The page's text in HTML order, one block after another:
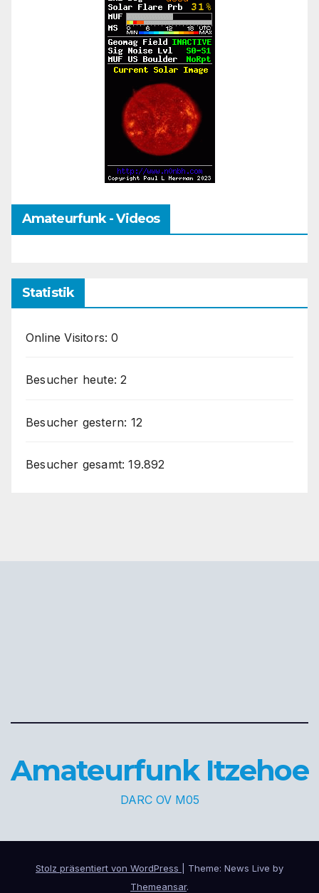
Amateurfunk - Videos
Statistik
Online Visitors:0
Besucher heute:2
Besucher gestern: 12
Besucher gesamt:19.892
Amateurfunk Itzehoe
DARC OV M05
Stolz präsentiert von WordPress
Theme: News Live by
Themeansar.